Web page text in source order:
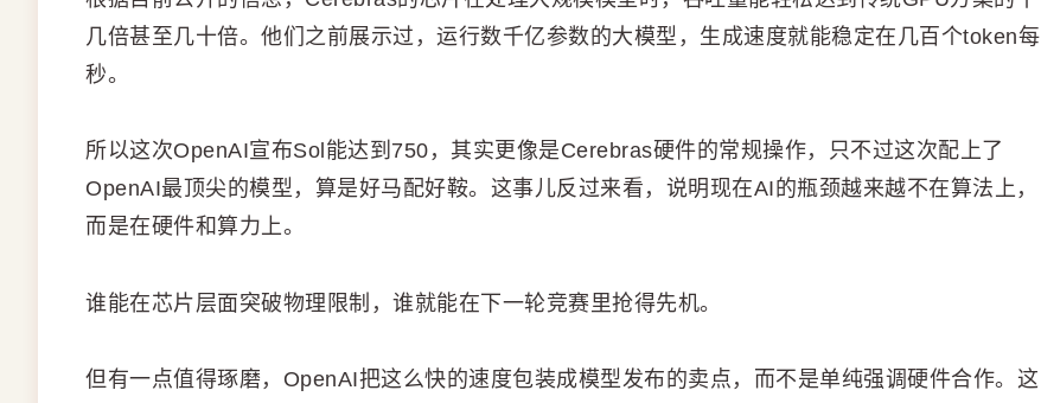
几倍甚至几十倍。他们之前展示过，运行数千亿参数的大模型，生成速度就能稳定在几百个token每
秒。
所以这次OpenAI宣布Sol能达到750，其实更像是Cerebras硬件的常规操作，只不过这次配上了
OpenAI最顶尖的模型，算是好马配好鞍。这事儿反过来看，说明现在AI的瓶颈越来越不在算法上，
而是在硬件和算力上。
谁能在芯片层面突破物理限制，谁就能在下一轮竞赛里抢得先机。
但有一点值得琢磨，OpenAI把这么快的速度包装成模型发布的卖点，而不是单纯强调硬件合作。这